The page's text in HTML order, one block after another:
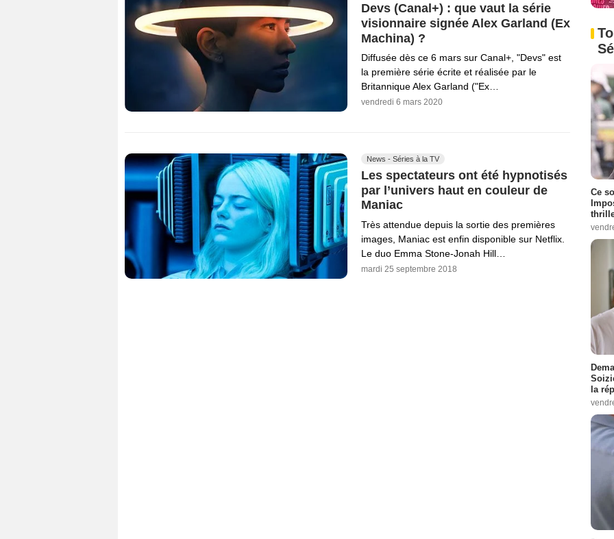
Devs (Canal+) : que vaut la série
visionnaire signée Alex Garland (Ex
Machina) ?
Diffusée dès ce 6 mars sur Canal+, "Devs" est
la première série écrite et réalisée par le
Britannique Alex Garland ("Ex…
vendredi 6 mars 2020
News - Séries à la TV
Les spectateurs ont été hypnotisés
par l’univers haut en couleur de
Maniac
Très attendue depuis la sortie des premières
images, Maniac est enfin disponible sur Netflix.
Le duo Emma Stone-Jonah Hill…
mardi 25 septembre 2018
Ce
la